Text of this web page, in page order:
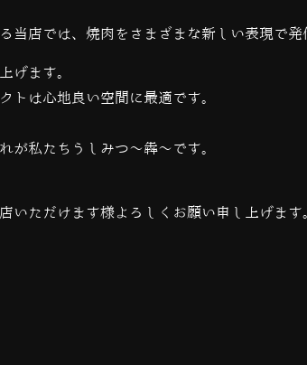
当店では、 焼肉をさまざまな新しい表現で発
げます。
トは心地良い空間に最適です。
が私たちうしみつ～犇～です。
ただけます様よろしくお願い申し上げます